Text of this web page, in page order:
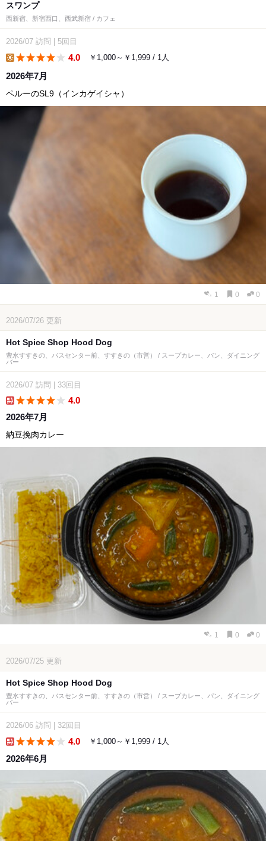
スワンプ
西新宿、新宿西口、西武新宿 / カフェ
2026/07 訪問 5回目
4.0 ￥1,000～￥1,999 / 1人
2026年7月
ペルーのSL9（インカゲイシャ）
1 0 0
2026/07/26 更新
Hot Spice Shop Hood Dog
豊水すすきの、バスセンター前、すすきの（市営） / スープカレー、パン、ダイニング
バー
2026/07 訪問 | 33回目
4.0
2026年7月
納豆挽肉カレー
1 0 0
2026/07/25 更新
Hot Spice Shop Hood Dog
豊水すすきの、バスセンター前、すすきの（市営） / スープカレー、パン、ダイニング
バー
2026/06 訪問 32回目
4.0 ￥1,000～￥1,999 / 1人
2026年6月